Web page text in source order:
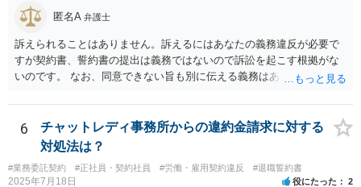
た弁護士に大急ぎで評価してもらい、仮に労働審判に持ち込んだ場合
な資料を提供すれば、①過去のパフォーマンスがかなり悪いので４か
月なら十分、②過去のパフォーマンスに目立った落ち度はないので４
か月は少なすぎる、③過去のパフォーマンスはそれなりに落ち度があ
①ならパッケージ受諾、②ならしっかり交渉、③なら微妙な判断、と
いうところでしょう。
労務提供に付随する便宜と評価されるように思います。
匿名A 弁護士
訴えられることはありません。訴えるにはあなたの義務違反が必要で
すが契約書、誓約書の提出は義務ではないので訴訟を起こす根拠がな
いのです。 なお、同意できない旨も別に伝える義務はありません（伝
ら労基に相談すれば十分と思います。 電話に出ると話の流れで上手く
提出する方向に話をもっていかれるかもしれないので電話も出ないこ
とを勧めます。
6
チャットレディ事務所からの違約金請求に対する
対処法は？
#業務委託契約 #正社員・契約社員 #労働・雇用契約違反 #退職誓約書
2025年7月18日 役にたった 2